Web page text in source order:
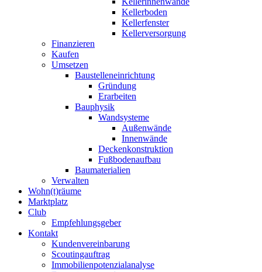
Kellerboden
Kellerfenster
Kellerversorgung
Finanzieren
Kaufen
Umsetzen
Baustelleneinrichtung
Gründung
Erarbeiten
Bauphysik
Wandsysteme
Außenwände
Innenwände
Deckenkonstruktion
Fußbodenaufbau
Baumaterialien
Verwalten
Wohn(t)räume
Marktplatz
Club
Empfehlungsgeber
Kontakt
Kundenvereinbarung
Scoutingauftrag
Immobilienpotenzialanalyse